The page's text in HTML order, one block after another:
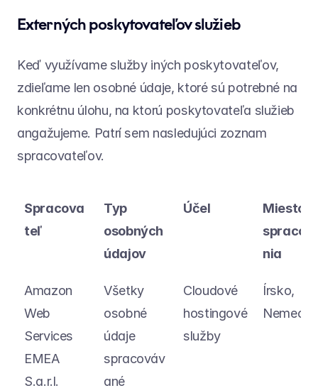
Externých poskytovateľov služieb
Keď využívame služby iných poskytovateľov,
zdieľame len osobné údaje, ktoré sú potrebné na
konkrétnu úlohu, na ktorú poskytovateľa služieb
angažujeme. Patrí sem nasledujúci zoznam
spracovateľov.
Spracova
teľ
Typ
osobných
údajov
Účel
Miesto
nia
Amazon
Web
Services
EMEA
S.a.r.l.
Všetky
osobné
údaje
spracováv
ané
Cloudové
hostingové
služby
Írsko,
Nemecko